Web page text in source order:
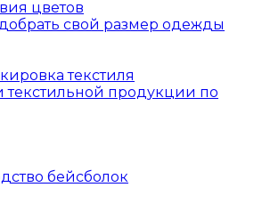
цветов
свой размер одежды
текстиля
текстильной продукции по
бейсболок